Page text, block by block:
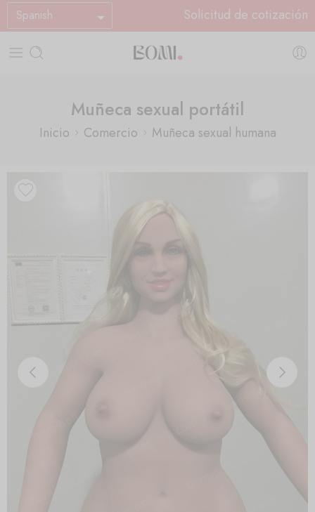
Spanish Solicitud de cotización
Muñeca sexual portátil
Inicio Comercio Muñeca sexual humana